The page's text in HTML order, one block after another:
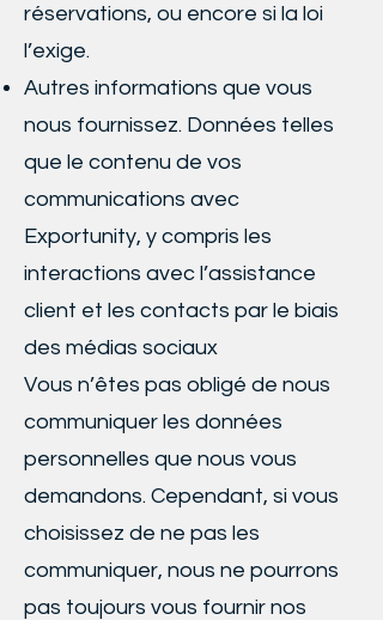
réservations, ou encore si la loi
l’exige.
Autres informations que vous
nous fournissez. Données telles
que le contenu de vos
communications avec
Exportunity, y compris les
interactions avec l’assistance
client et les contacts par le biais
des médias sociaux
Vous n’êtes pas obligé de nous
communiquer les données
personnelles que nous vous
demandons. Cependant, si vous
choisissez de ne pas les
communiquer, nous ne pourrons
pas toujours vous fournir nos